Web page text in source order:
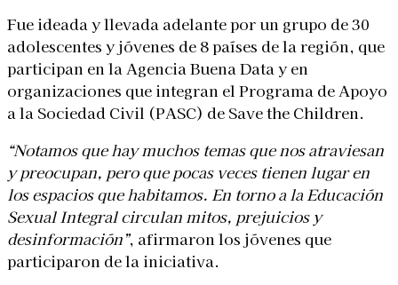
Fue ideada y llevada adelante por un grupo de 30
adolescentes y jóvenes de 8 países de la región, que
participan en la Agencia Buena Data y en
organizaciones que integran el Programa de Apoyo
a la Sociedad Civil (PASC) de Save the Children.
“Notamos que hay muchos temas que nos atraviesan
y preocupan, pero que pocas veces tienen lugar en
los espacios que habitamos. En torno a la Educación
Sexual Integral circulan mitos, prejuicios y
desinformación”, afirmaron los jóvenes que
participaron de la iniciativa.